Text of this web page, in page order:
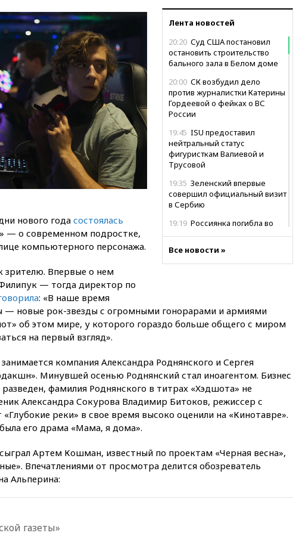
Лента новостей
20:20 Суд США постановил
остановить строительство
бального зала в Белом доме
20:00 СК возбудил дело
против журналистки Катерины
Гордеевой о фейках о ВС
России
19:45 ISU предоставил
нейтральный статус
фигуристкам Валиевой и
Трусовой
19:35 Зеленский впервые
совершил официальный визит
в Сербию
19:19 Россиянка погибла во
19:00 Открытое горение на
складе в Брянске
сухогрузам в Черном море
Школьники из РФ стали
18:39 Два человека погибли в
многоэтажке в Керчи
18:25Беспилотник атаковал
турецкий сухогруз у
18:18Товарооборот Китая и
России вырос в этом году
более чем на четверть
Все новости »
нового года состоялась
— о современном подростке,
компьютерного персонажа.
зрителю. Впервые о нем
— тогда директор по
: «В наше время
— новые рок-звезды с огромными гонорарами и армиями
об этом мире, у которого гораздо больше общего с миром
на первый взгляд».
компания Александра Роднянского и Сергея
Минувшей осенью Роднянский стал иноагентом. Бизнес
фамилия Роднянского в титрах «Хэдшота» не
Александра Сокурова Владимир Битоков, режиссер с
реки» в свое время высоко оценили на «Кинотавре».
его драма «Мама, я дома».
Артем Кошман, известный по проектам «Черная весна»,
Впечатлениями от просмотра делится обозреватель
Альперина:
газеты»